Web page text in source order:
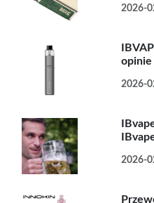
2026-
opinie
2026-
2026-